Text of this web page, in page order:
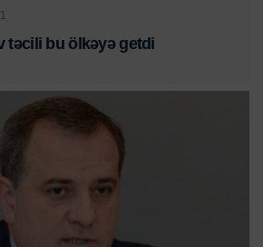
təcili bu ölkəyə getdi